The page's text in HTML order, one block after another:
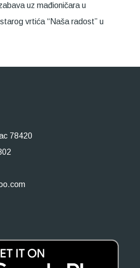
uz mađioničara u
vrtića “Naša radost” u
78420